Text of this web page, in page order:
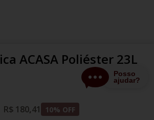
ACASA Poliéster 23L
R$ 180,41 10% OFF